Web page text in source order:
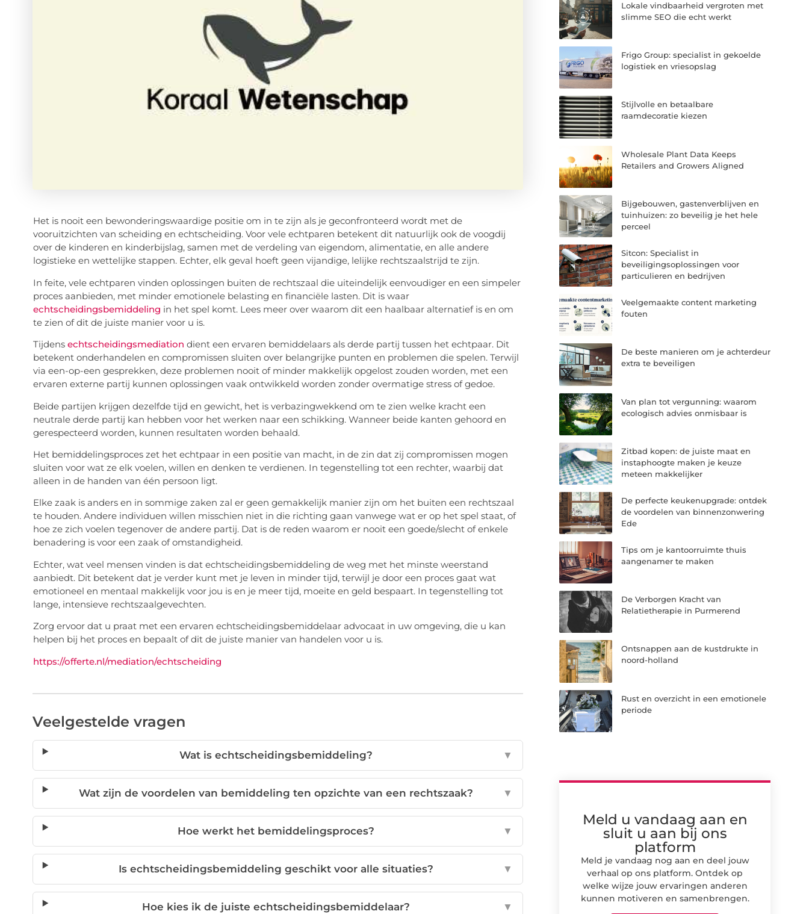
Het is nooit een bewonderingswaardige positie om in te zijn als je geconfronteerd wordt met de
vooruitzichten van scheiding en echtscheiding. Voor vele echtparen betekent dit natuurlijk ook de voogdij
over de kinderen en kinderbijslag, samen met de verdeling van eigendom, alimentatie, en alle andere
logistieke en wettelijke stappen. Echter, elk geval hoeft geen vijandige, lelijke rechtszaalstrijd te zijn.
In feite, vele echtparen vinden oplossingen buiten de rechtszaal die uiteindelijk eenvoudiger en een simpeler
proces aanbieden, met minder emotionele belasting en financiële lasten. Dit is waar
echtscheidingsbemiddeling in het spel komt. Lees meer over waarom dit een haalbaar alternatief is en om
te zien of dit de juiste manier voor u is.
Tijdens echtscheidingsmediation dient een ervaren bemiddelaars als derde partij tussen het echtpaar. Dit
betekent onderhandelen en compromissen sluiten over belangrijke punten en problemen die spelen. Terwijl
via een-op-een gesprekken, deze problemen nooit of minder makkelijk opgelost zouden worden, met een
ervaren externe partij kunnen oplossingen vaak ontwikkeld worden zonder overmatige stress of gedoe.
Beide partijen krijgen dezelfde tijd en gewicht, het is verbazingwekkend om te zien welke kracht een
neutrale derde partij kan hebben voor het werken naar een schikking. Wanneer beide kanten gehoord en
gerespecteerd worden, kunnen resultaten worden behaald.
Het bemiddelingsproces zet het echtpaar in een positie van macht, in de zin dat zij compromissen mogen
sluiten voor wat ze elk voelen, willen en denken te verdienen. In tegenstelling tot een rechter, waarbij dat
alleen in de handen van één persoon ligt.
Elke zaak is anders en in sommige zaken zal er geen gemakkelijk manier zijn om het buiten een rechtszaal
te houden. Andere individuen willen misschien niet in die richting gaan vanwege wat er op het spel staat, of
hoe ze zich voelen tegenover de andere partij. Dat is de reden waarom er nooit een goede/slecht of enkele
benadering is voor een zaak of omstandigheid.
Echter, wat veel mensen vinden is dat echtscheidingsbemiddeling de weg met het minste weerstand
aanbiedt. Dit betekent dat je verder kunt met je leven in minder tijd, terwijl je door een proces gaat wat
emotioneel en mentaal makkelijk voor jou is en je meer tijd, moeite en geld bespaart. In tegenstelling tot
lange, intensieve rechtszaalgevechten.
Zorg ervoor dat u praat met een ervaren echtscheidingsbemiddelaar advocaat in uw omgeving, die u kan
helpen bij het proces en bepaalt of dit de juiste manier van handelen voor u is.
https://offerte.nl/mediation/echtscheiding
Veelgestelde vragen
Wat is echtscheidingsbemiddeling? ▼
Wat zijn de voordelen van bemiddeling ten opzichte van een rechtszaak? ▼
Hoe werkt het bemiddelingsproces? ▼
Is echtscheidingsbemiddeling geschikt voor alle situaties? ▼
Hoe kies ik de juiste echtscheidingsbemiddelaar? ▼
Lokale vindbaarheid vergroten met
slimme SEO die echt werkt
Frigo Group: specialist in gekoelde
logistiek en vriesopslag
Stijlvolle en betaalbare
raamdecoratie kiezen
Wholesale Plant Data Keeps
Retailers and Growers Aligned
Bijgebouwen, gastenverblijven en
tuinhuizen: zo beveilig je het hele
perceel
Sitcon: Specialist in
beveiligingsoplossingen voor
particulieren en bedrijven
Veelgemaakte content marketing
fouten
De beste manieren om je achterdeur
extra te beveiligen
Van plan tot vergunning: waarom
ecologisch advies onmisbaar is
Zitbad kopen: de juiste maat en
instaphoogte maken je keuze
meteen makkelijker
De perfecte keukenupgrade: ontdek
de voordelen van binnenzonwering
Ede
Tips om je kantoorruimte thuis
aangenamer te maken
De Verborgen Kracht van
Relatietherapie in Purmerend
Ontsnappen aan de kustdrukte in
noord-holland
Rust en overzicht in een emotionele
periode
Meld u vandaag aan en
sluit u aan bij ons
platform
Meld je vandaag nog aan en deel jouw
verhaal op ons platform. Ontdek op
welke wijze jouw ervaringen anderen
kunnen motiveren en samenbrengen.